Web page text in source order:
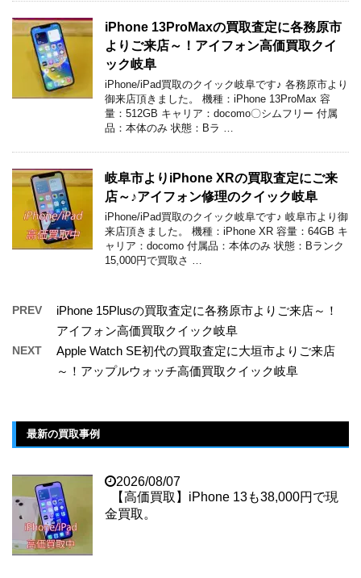
iPhone 13ProMaxの買取査定に各務原市
よりご来店～！アイフォン高価買取クイ
ック岐阜
iPhone/iPad買取のクイック岐阜です♪ 各務原市より
御来店頂きました。 機種：iPhone 13ProMax 容
量：512GB キャリア：docomo〇シムフリー 付属
品：本体のみ 状態：Bラ …
岐阜市よりiPhone XRの買取査定にご来
店～♪アイフォン修理のクイック岐阜
iPhone/iPad買取のクイック岐阜です♪ 岐阜市より御
来店頂きました。 機種：iPhone XR 容量：64GB キ
ャリア：docomo 付属品：本体のみ 状態：Bランク
15,000円で買取さ …
PREV
iPhone 15Plusの買取査定に各務原市よりご来店～！
アイフォン高価買取クイック岐阜
NEXT
Apple Watch SE初代の買取査定に大垣市よりご来店
～！アップルウォッチ高価買取クイック岐阜
最新の買取事例
2026/08/07
【高価買取】iPhone 13も38,000円で現
金買取。